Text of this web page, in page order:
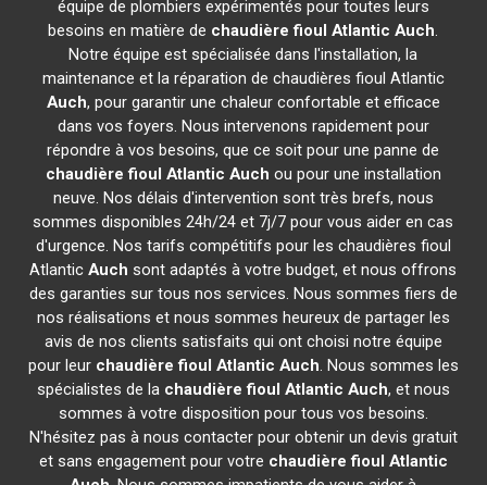
équipe de plombiers expérimentés pour toutes leurs
besoins en matière de chaudière fioul Atlantic Auch.
Notre équipe est spécialisée dans l'installation, la
maintenance et la réparation de chaudières fioul Atlantic
Auch, pour garantir une chaleur confortable et efficace
dans vos foyers. Nous intervenons rapidement pour
répondre à vos besoins, que ce soit pour une panne de
chaudière fioul Atlantic Auch ou pour une installation
neuve. Nos délais d'intervention sont très brefs, nous
sommes disponibles 24h/24 et 7j/7 pour vous aider en cas
d'urgence. Nos tarifs compétitifs pour les chaudières fioul
AtlanticAuch sont adaptés à votre budget, et nous offrons
des garanties sur tous nos services. Nous sommes fiers de
nos réalisations et nous sommes heureux de partager les
avis de nos clients satisfaits qui ont choisi notre équipe
pour leur chaudière fioul Atlantic Auch. Nous sommes les
spécialistes de la chaudière fioul Atlantic Auch, et nous
sommes à votre disposition pour tous vos besoins.
N'hésitez pas à nous contacter pour obtenir un devis gratuit
et sans engagement pour votre chaudière fioul Atlantic